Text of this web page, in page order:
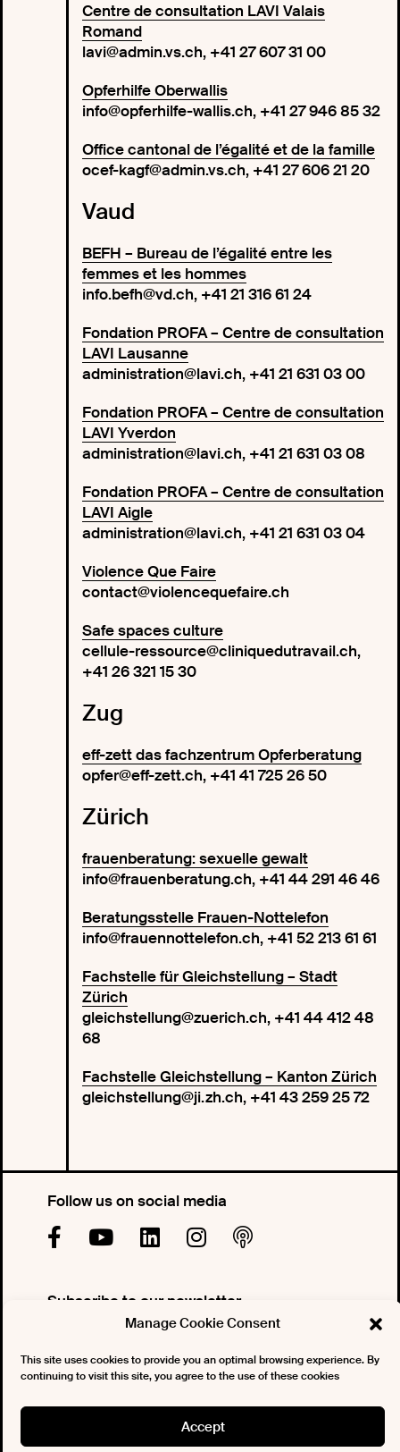
Manage Cookie Consent
This site uses cookies to provide you an optimal browsing experience. By
continuing to visit this site, you agree to the use of these cookies
Accept
Centre de consultation LAVI Valais
Romand
lavi@admin.vs.ch, +41 27 607 31 00
Opferhilfe Oberwallis
info@opferhilfe-wallis.ch, +41 27 946 85 32
Office cantonal de l’égalité et de la famille
ocef-kagf@admin.vs.ch, +41 27 606 21 20
Vaud
BEFH – Bureau de l’égalité entre les
femmes et les hommes
info.befh@vd.ch, +41 21 316 61 24
Fondation PROFA – Centre de consultation
LAVI Lausanne
administration@lavi.ch, +41 21 631 03 00
Fondation PROFA – Centre de consultation
LAVI Yverdon
administration@lavi.ch, +41 21 631 03 08
Fondation PROFA – Centre de consultation
LAVI Aigle
administration@lavi.ch, +41 21 631 03 04
Violence Que Faire
contact@violencequefaire.ch
Safe spaces culture
cellule-ressource@cliniquedutravail.ch,
+41 26 321 15 30
Zug
eff-zett das fachzentrum Opferberatung
opfer@eff-zett.ch, +41 41 725 26 50
Zürich
frauenberatung: sexuelle gewalt
info@frauenberatung.ch, +41 44 291 46 46
Beratungsstelle Frauen-Nottelefon
info@frauennottelefon.ch, +41 52 213 61 61
Fachstelle für Gleichstellung – Stadt
Zürich
gleichstellung@zuerich.ch, +41 44 412 48
68
Fachstelle Gleichstellung – Kanton Zürich
gleichstellung@ji.zh.ch, +41 43 259 25 72
Follow us on social media
Subscribe to our newsletter